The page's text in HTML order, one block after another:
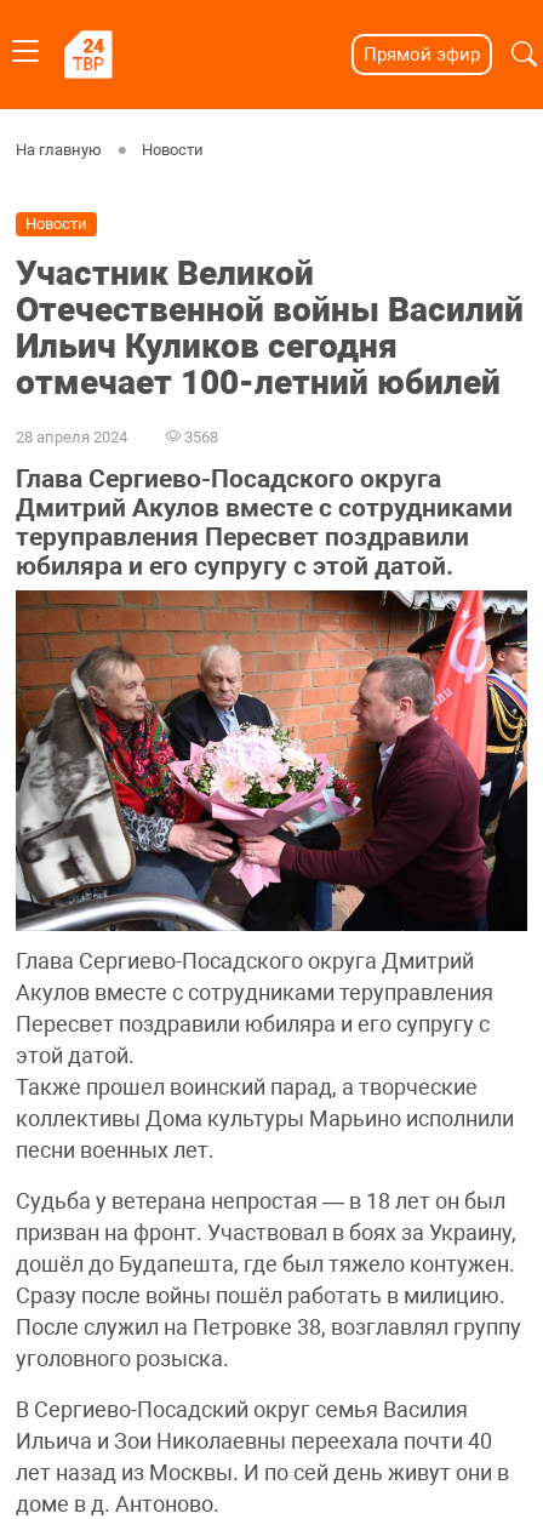
Прямой эфир
На главную Новости
Новости
Участник Великой
Отечественной войны Василий
Ильич Куликов сегодня
отмечает 100-летний юбилей
28 апреля 2024 3568
Глава Сергиево-Посадского округа
Дмитрий Акулов вместе с сотрудниками
теруправления Пересвет поздравили
юбиляра и его супругу с этой датой.
Глава Сергиево-Посадского округа Дмитрий
Акулов вместе с сотрудниками теруправления
Пересвет поздравили юбиляра и его супругу с
этой датой.
Также прошел воинский парад, а творческие
коллективы Дома культуры Марьино исполнили
песни военных лет.
Судьба у ветерана непростая — в 18 лет он был
призван на фронт. Участвовал в боях за Украину,
дошёл до Будапешта, где был тяжело контужен.
Сразу после войны пошёл работать в милицию.
После служил на Петровке 38, возглавлял группу
уголовного розыска.
В Сергиево-Посадский округ семья Василия
Ильича и Зои Николаевны переехала почти 40
лет назад из Москвы. И по сей день живут они в
доме в д. Антоново.